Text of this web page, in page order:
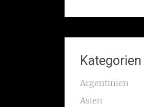
Kategorien
Argentinien
Asien